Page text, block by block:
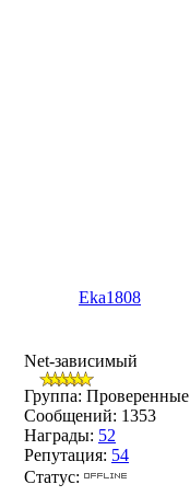
Eka1808
Net-зависимый
Группа: Проверенные
Сообщений: 1353
Награды: 52
Репутация: 54
Статус: